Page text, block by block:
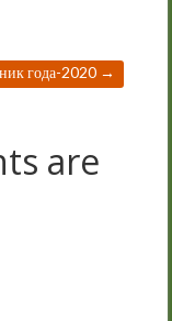
года-2020 →
are